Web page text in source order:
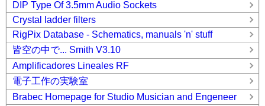
DIP Type Of 3.5mm Audio Sockets
Crystal ladder filters
RigPix Database - Schematics, manuals 'n' stuff
皆空の中で... Smith V3.10
Amplificadores Lineales RF
電子工作の実験室
Brabec Homepage for Studio Musician and Engeneer